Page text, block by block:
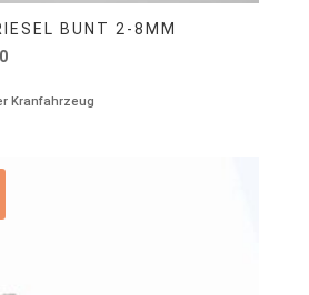
BUNT 2-8MM
Aktueller
ist:
Kranfahrzeug